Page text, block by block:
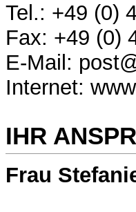
Tel.: +49 (0)
Fax: +49 (0)
E-Mail:
Internet:
IHR
Frau